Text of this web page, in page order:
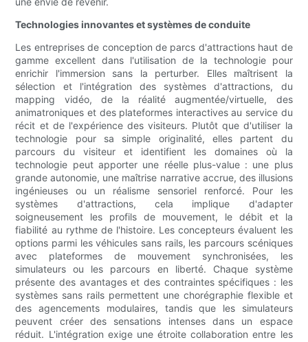
Technologies innovantes et systèmes de conduite
Les entreprises de conception de parcs d'attractions haut de
gamme excellent dans l'utilisation de la technologie pour
enrichir l'immersion sans la perturber. Elles maîtrisent la
sélection et l'intégration des systèmes d'attractions, du
mapping vidéo, de la réalité augmentée/virtuelle, des
animatroniques et des plateformes interactives au service du
récit et de l'expérience des visiteurs. Plutôt que d'utiliser la
technologie pour sa simple originalité, elles partent du
parcours du visiteur et identifient les domaines où la
technologie peut apporter une réelle plus-value : une plus
grande autonomie, une maîtrise narrative accrue, des illusions
ingénieuses ou un réalisme sensoriel renforcé. Pour les
systèmes d'attractions, cela implique d'adapter
soigneusement les profils de mouvement, le débit et la
fiabilité au rythme de l'histoire. Les concepteurs évaluent les
options parmi les véhicules sans rails, les parcours scéniques
avec plateformes de mouvement synchronisées, les
simulateurs ou les parcours en liberté. Chaque système
présente des avantages et des contraintes spécifiques : les
systèmes sans rails permettent une chorégraphie flexible et
des agencements modulaires, tandis que les simulateurs
peuvent créer des sensations intenses dans un espace
réduit. L'intégration exige une étroite collaboration entre les